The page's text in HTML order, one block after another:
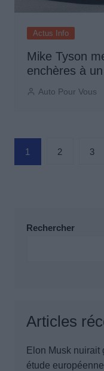
Actus Info
Mike Tyson
enchères à
Auto Pour Vous
Pagination
des
1 2 3
Rechercher
Articles
Elon Musk nuirait
étude européenne